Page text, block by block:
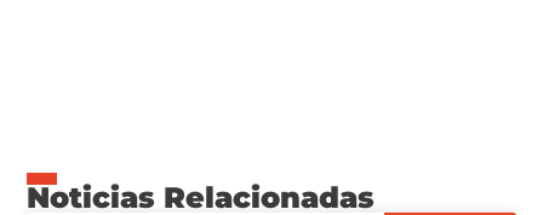
Noticias Relacionadas